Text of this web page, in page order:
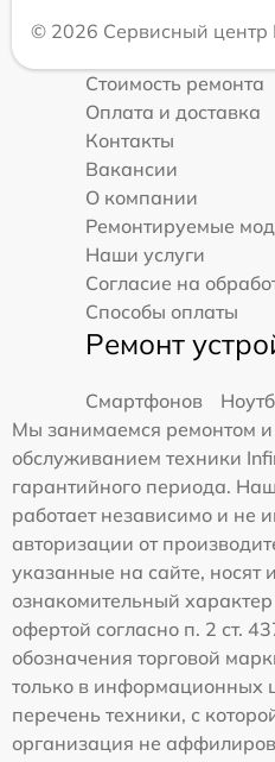
© 2026 Сервисный центр
Стоимость ремонта
Оплата и доставка
Контакты
Вакансии
О компании
Ремонтируемые
Наши услуги
Согласие на
Способы оплаты
Ремонт
Смартфонов
Мы занимаемся ремонтом и
обслуживанием техники
гарантийного периода.
работает независимо и не
авторизации от
указанные на сайте, носят
ознакомительный
офертой согласно п. 2 ст.
обозначения торговой
только в информационных
перечень техники, с
организация не